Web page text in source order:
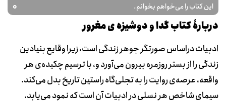
این کتاب را می‌خواهم بخوانم. 0
دربارۀ کتاب گدا و دوشیزه ی مغرور
ادبیات دراساس صورتگر جوهر زندگی است، زیرا وقایع بنیادین
زندگی را از بستر روزمره بیرون می‌آورد و، با ترسیم چکیده‌ی هر
واقعه، عرصه‌ی روایت را به تجلی‌گاه راستین تاریخ بدل می‌کند.
سیمای شاخص هر نسلی در ادبیات آن است که نمود می‌یابد.